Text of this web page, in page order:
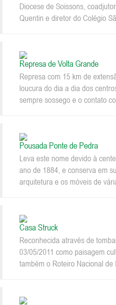
Diocese de Soissons,
Quentin e diretor do Colégio
Represa de Volta Grande
Represa com 15 km de
loucura do dia a dia dos
sempre sossego e o contato
Pousada Ponte de Pedra
Leva este nome devido à
ano de 1884, e conserva em
arquitetura e os móveis de
Casa Struck
Reconhecida através de
03/05/2011 como paisagem
também o Roteiro Nacional de